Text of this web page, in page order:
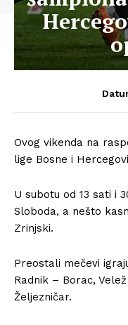
Ovog vikenda na
lige Bosne i
U subotu od 13 sati i
Sloboda, a nešto
Zrinjski.
Preostali mečevi
Radnik – Borac,
Željezničar.